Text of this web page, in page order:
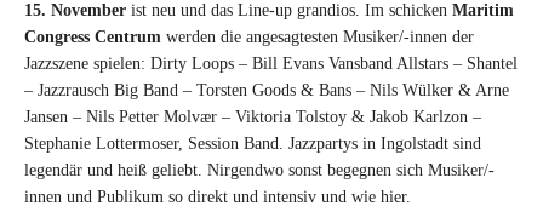
15. November ist neu und das Line-up grandios. Im schicken Maritim
Congress Centrum werden die angesagtesten Musiker/-innen der
Jazzszene spielen: Dirty Loops – Bill Evans Vansband Allstars – Shantel
– Jazzrausch Big Band – Torsten Goods & Bans – Nils Wülker & Arne
Jansen – Nils Petter Molvær – Viktoria Tolstoy & Jakob Karlzon –
Stephanie Lottermoser, Session Band. Jazzpartys in Ingolstadt sind
legendär und heiß geliebt. Nirgendwo sonst begegnen sich Musiker/-
innen und Publikum so direkt und intensiv und wie hier.